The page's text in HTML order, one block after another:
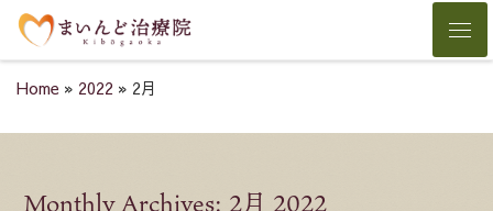
Skip to content
Home » 2022 » 2月
Monthly Archives: 2月 2022